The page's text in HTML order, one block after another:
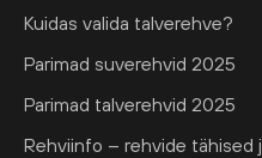
Kuidas valida talverehve?
Parimad suverehvid 2025
Parimad talverehvid 2025
Rehviinfo – rehvide tähised